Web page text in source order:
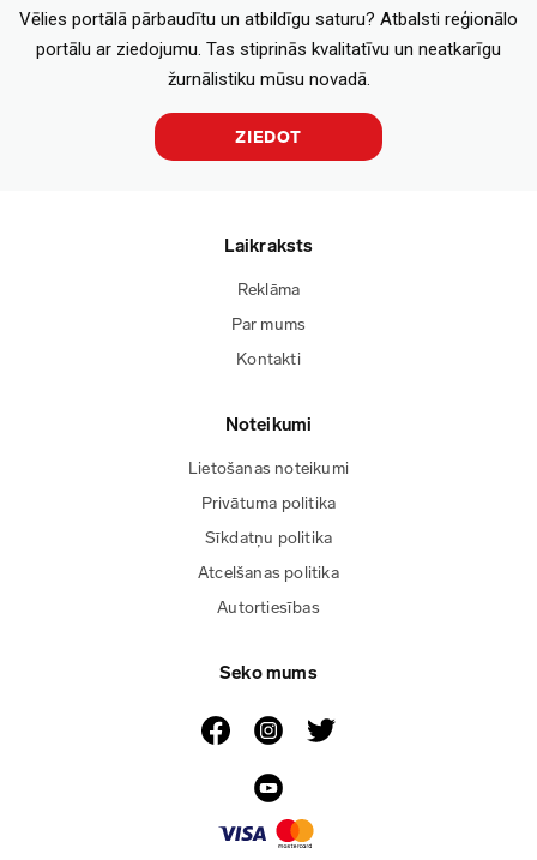
Vēlies portālā pārbaudītu un atbildīgu saturu? Atbalsti reģionālo
portālu ar ziedojumu. Tas stiprinās kvalitatīvu un neatkarīgu
žurnālistiku mūsu novadā.
ZIEDOT
Laikraksts
Reklāma
Par mums
Kontakti
Noteikumi
Lietošanas noteikumi
Privātuma politika
Sīkdatņu politika
Atcelšanas politika
Autortiesības
Seko mums